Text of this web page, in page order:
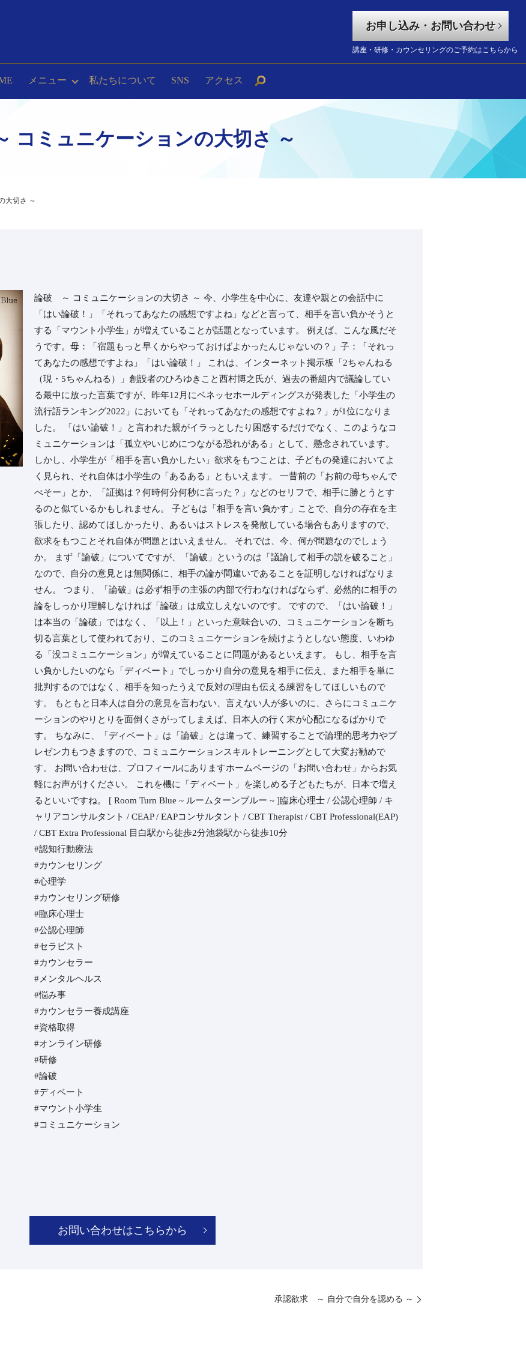
メニュー 私たちについて SNS アクセス
お申し込み・お問い合わせ
講座・研修・カウンセリングのご予約はこちらから
コミュニケーションの大切さ ～
大切さ ～
⁡論破 ～ コミュニケーションの大切さ ～ 今、小学生を中心に、友達や親との会話中に
「はい論破！」「それってあなたの感想ですよね」などと言って、相手を言い負かそうと
する「マウント小学生」が増えていることが話題となっています。 例えば、こんな風だそ
うです。母：「宿題もっと早くからやっておけばよかったんじゃないの？」子：「それっ
てあなたの感想ですよね」「はい論破！」 これは、インターネット掲示板「2ちゃんねる
（現・5ちゃんねる）」創設者のひろゆきこと西村博之氏が、過去の番組内で議論してい
る最中に放った言葉ですが、昨年12月にベネッセホールディングスが発表した「小学生の
流行語ランキング2022」においても「それってあなたの感想ですよね？」が1位になりま
した。 「はい論破！」と言われた親がイラっとしたり困惑するだけでなく、このようなコ
ミュニケーションは「孤立やいじめにつながる恐れがある」として、懸念されています。
しかし、小学生が「相手を言い負かしたい」欲求をもつことは、子どもの発達においてよ
く見られ、それ自体は小学生の「あるある」ともいえます。 一昔前の「お前の母ちゃんで
べそー」とか、「証拠は？何時何分何秒に言った？」などのセリフで、相手に勝とうとす
るのと似ているかもしれません。 子どもは「相手を言い負かす」ことで、自分の存在を主
張したり、認めてほしかったり、あるいはストレスを発散している場合もありますので、
欲求をもつことそれ自体が問題とはいえません。 それでは、今、何が問題なのでしょう
か。 まず「論破」についてですが、「論破」というのは「議論して相手の説を破ること」
なので、自分の意見とは無関係に、相手の論が間違いであることを証明しなければなりま
せん。 つまり、「論破」は必ず相手の主張の内部で行わなければならず、必然的に相手の
論をしっかり理解しなければ「論破」は成立しえないのです。 ですので、「はい論破！」
は本当の「論破」ではなく、「以上！」といった意味合いの、コミュニケーションを断ち
切る言葉として使われており、このコミュニケーションを続けようとしない態度、いわゆ
る「没コミュニケーション」が増えていることに問題があるといえます。 もし、相手を言
い負かしたいのなら「ディベート」でしっかり自分の意見を相手に伝え、また相手を単に
批判するのではなく、相手を知ったうえで反対の理由も伝える練習をしてほしいもので
す。 もともと日本人は自分の意見を言わない、言えない人が多いのに、さらにコミュニケ
ーションのやりとりを面倒くさがってしまえば、日本人の行く末が心配になるばかりで
す。 ちなみに、「ディベート」は「論破」とは違って、練習することで論理的思考力やプ
レゼン力もつきますので、コミュニケーションスキルトレーニングとして大変お勧めで
す。 お問い合わせは、プロフィールにありますホームページの「お問い合わせ」からお気
軽にお声がけください。 これを機に「ディベート」を楽しめる子どもたちが、日本で増え
るといいですね。 ⁡[ Room Turn Blue ~ ルームターンブルー ~ ]臨床心理士 / 公認心理師 / キ
ャリアコンサルタント / CEAP / EAPコンサルタント / CBT Therapist︎ / CBT Professional(EAP)
/ CBT Extra Professional ︎⁡目白駅から徒歩2分池袋駅から徒歩10分⁡⁡
#認知行動療法
#カウンセリング
#心理学
#カウンセリング研修
#臨床心理士
#公認心理師
#セラピスト
#カウンセラー
#メンタルヘルス
#悩み事
#カウンセラー養成講座
#資格取得
#オンライン研修
#研修
#論破
#ディベート
#マウント小学生
#コミュニケーション⁡
お問い合わせはこちらから
承認欲求 ～ 自分で自分を認める ～